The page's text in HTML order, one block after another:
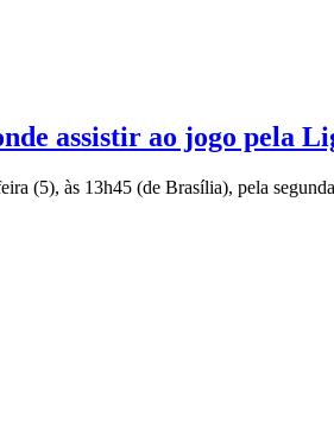
assistir ao jogo pela
(5), às 13h45 (de Brasília), pela